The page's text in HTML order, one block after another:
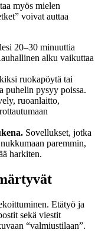
myös mielen
voivat auttaa
20–30 minuuttia
alku vaikuttaa
ruokapöytä tai
puhelin pysyy poissa.
ruoanlaitto,
Sovellukset, jotka
paremmin,
harkiten.
Etätyö ja
sekä viestit
“valmiustilaan”.